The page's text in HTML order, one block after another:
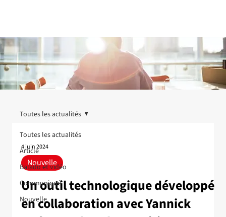
Toutes les actualités
Article
Balado et vidéo
Communiqué
Nouvelle
Toutes les actualités
4 juin 2024
Nouvelle
Un outil technologique développé
en collaboration avec Yannick